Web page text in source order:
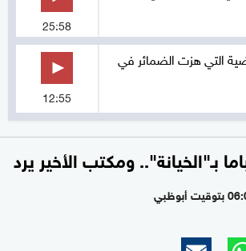
25:58
التي هزت الضمائر في
12:55
بـ"الخيانة".. ومكتب الأخير يرد